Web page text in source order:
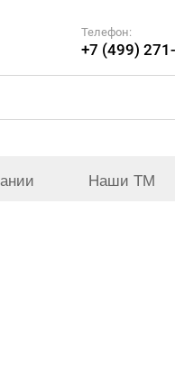
Телефон:
+7 (499)
Наши ТМ